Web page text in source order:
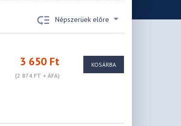
Népszerüek előre
3 650 Ft
(2 874 FT + ÁFA)
KOSÁRBA